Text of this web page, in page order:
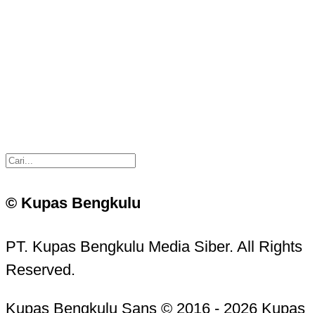
© Kupas Bengkulu
PT. Kupas Bengkulu Media Siber. All Rights
Reserved.
Kupas Bengkulu Sans © 2016 - 2026 Kupas